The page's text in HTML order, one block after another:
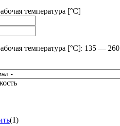
температура [°C]
температура [°C]: 135 — 260
(1)